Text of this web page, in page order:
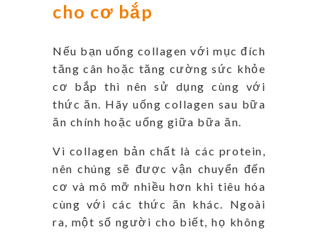
cho cơ bắp
Nếu bạn uống collagen với mục đích
tăng cân hoặc tăng cường sức khỏe
cơ bắp thì nên sử dụng cùng với
thức ăn. Hãy uống collagen sau bữa
ăn chính hoặc uống giữa bữa ăn.
Vì collagen bản chất là các protein,
nên chúng sẽ được vận chuyển đến
cơ và mô mỡ nhiều hơn khi tiêu hóa
cùng với các thức ăn khác. Ngoài
ra, một số người cho biết, họ không